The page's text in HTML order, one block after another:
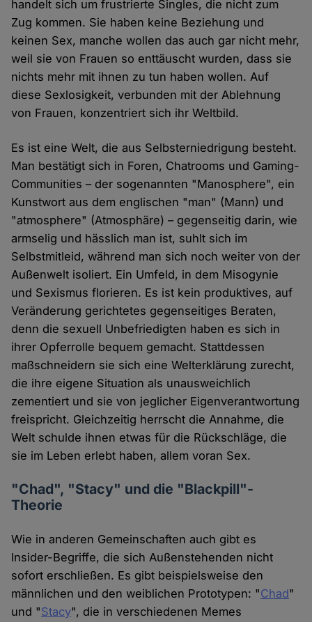
handelt sich um frustrierte Singles, die nicht zum
Zug kommen. Sie haben keine Beziehung und
keinen Sex, manche wollen das auch gar nicht mehr,
weil sie von Frauen so enttäuscht wurden, dass sie
nichts mehr mit ihnen zu tun haben wollen. Auf
diese Sexlosigkeit, verbunden mit der Ablehnung
von Frauen, konzentriert sich ihr Weltbild.
Es ist eine Welt, die aus Selbsterniedrigung besteht.
Man bestätigt sich in Foren, Chatrooms und Gaming-
Communities – der sogenannten "Manosphere", ein
Kunstwort aus dem englischen "man" (Mann) und
"atmosphere" (Atmosphäre) – gegenseitig darin, wie
armselig und hässlich man ist, suhlt sich im
Selbstmitleid, während man sich noch weiter von der
Außenwelt isoliert. Ein Umfeld, in dem Misogynie
und Sexismus florieren. Es ist kein produktives, auf
Veränderung gerichtetes gegenseitiges Beraten,
denn die sexuell Unbefriedigten haben es sich in
ihrer Opferrolle bequem gemacht. Stattdessen
maßschneidern sie sich eine Welterklärung zurecht,
die ihre eigene Situation als unausweichlich
zementiert und sie von jeglicher Eigenverantwortung
freispricht. Gleichzeitig herrscht die Annahme, die
Welt schulde ihnen etwas für die Rückschläge, die
sie im Leben erlebt haben, allem voran Sex.
"Chad", "Stacy" und die "Blackpill"-
Theorie
Wie in anderen Gemeinschaften auch gibt es
Insider-Begriffe, die sich Außenstehenden nicht
sofort erschließen. Es gibt beispielsweise den
männlichen und den weiblichen Prototypen: "Chad"
und "Stacy", die in verschiedenen Memes